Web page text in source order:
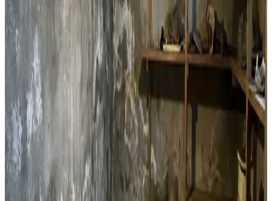
Lejlighedsventilation
Decentral ventilation til lejligheder og etageejendomme i
Frederikshavn. Perfekt til boligforeninger og
enkeltlejligheder med fugtproblemer.
Læs mere